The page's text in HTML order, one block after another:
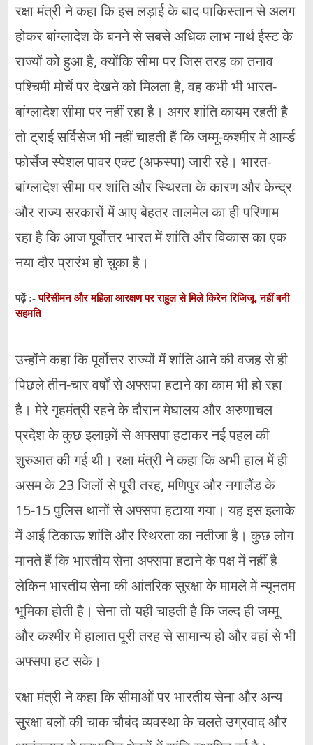
रक्षा मंत्री ने कहा कि इस लड़ाई के बाद पाकिस्तान से अलग
होकर बांग्लादेश के बनने से सबसे अधिक लाभ नार्थ ईस्ट के
राज्यों को हुआ है, क्योंकि सीमा पर जिस तरह का तनाव
पश्चिमी मोर्चे पर देखने को मिलता है, वह कभी भी भारत-
बांग्लादेश सीमा पर नहीं रहा है। अगर शांति कायम रहती है
तो ट्राई सर्विसेज भी नहीं चाहती हैं कि जम्मू-कश्मीर में आर्म्ड
फोर्सेज स्पेशल पावर एक्ट (अफस्पा) जारी रहे। भारत-
बांग्लादेश सीमा पर शांति और स्थिरता के कारण और केन्द्र
और राज्य सरकारों में आए बेहतर तालमेल का ही परिणाम
रहा है कि आज पूर्वोत्तर भारत में शांति और विकास का एक
नया दौर प्रारंभ हो चुका है।
पढ़ें :-परिसीमन और महिला आरक्षण पर राहुल से मिले किरेन रिजिजू, नहीं बनी
सहमति
उन्होंने कहा कि पूर्वोत्तर राज्यों में शांति आने की वजह से ही
पिछले तीन-चार वर्षों से अफ्सपा हटाने का काम भी हो रहा
है। मेरे गृहमंत्री रहने के दौरान मेघालय और अरुणाचल
प्रदेश के कुछ इलाक़ों से अफ्सपा हटाकर नई पहल की
शुरुआत की गई थी। रक्षा मंत्री ने कहा कि अभी हाल में ही
असम के 23 जिलों से पूरी तरह, मणिपुर और नगालैंड के
15-15 पुलिस थानों से अफ्सपा हटाया गया। यह इस इलाके
में आई टिकाऊ शांति और स्थिरता का नतीजा है। कुछ लोग
मानते हैं कि भारतीय सेना अफ्सपा हटाने के पक्ष में नहीं है
लेकिन भारतीय सेना की आंतरिक सुरक्षा के मामले में न्यूनतम
भूमिका होती है। सेना तो यही चाहती है कि जल्द ही जम्मू
और कश्मीर में हालात पूरी तरह से सामान्य हो और वहां से भी
अफ्सपा हट सके।
रक्षा मंत्री ने कहा कि सीमाओं पर भारतीय सेना और अन्य
सुरक्षा बलों की चाक चौबंद व्यवस्था के चलते उग्रवाद और